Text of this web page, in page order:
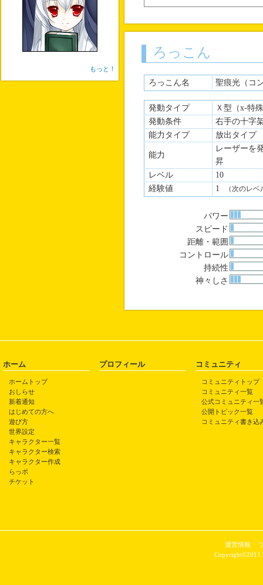
ろっこん
ろっこん名 聖痕光（コ
発動タイプ
Ｘ型（x-特
発動条件
右手の十字
能力タイプ
放出タイプ
能力
レーザーを
昇
レベル
10
経験値
1 （次のレ
パワー
スピード
距離・範囲
コントロール
持続性
神々しさ
もっと！
ホーム
ホームトップ
おしらせ
新着通知
はじめての方へ
遊び方
世界設定
キャラクター一覧
キャラクター検索
キャラクター作成
らっポ
チケット
プロフィール コミュニティ
コミュニティトップ
コミュニティ一覧
公式コミュニティ一
公開トピック一覧
コミュニティ書き込
運営情報
Copyright©2011